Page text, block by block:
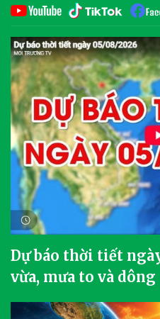
Dự báo thời tiết
vừa, mưa to và dông